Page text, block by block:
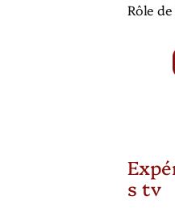
Rôle
s tv